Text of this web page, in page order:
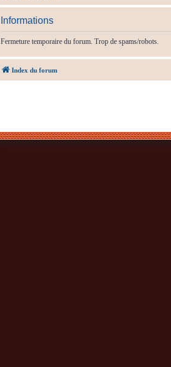
Informations
Fermeture temporaire du forum. Trop de spams/robots.
Index du forum